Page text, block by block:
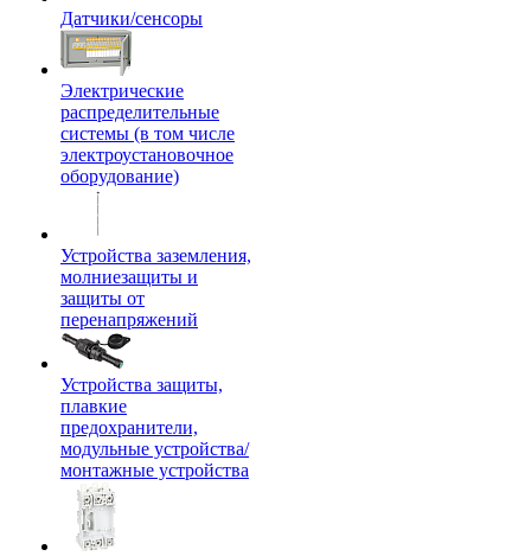
Датчики/сенсоры
Электрические
распределительные
системы (в том числе
электроустановочное
оборудование)
Устройства заземления,
молниезащиты и
защиты от
перенапряжений
Устройства защиты,
плавкие
предохранители,
модульные устройства/
монтажные устройства